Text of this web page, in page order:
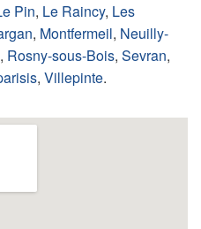
Pin, Le Raincy, Les
, Montfermeil, Neuilly-
, Rosny-sous-Bois, Sevran,
, Villepinte.